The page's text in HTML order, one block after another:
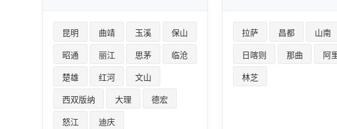
昆明 曲靖 玉溪
保山
昭通
丽江 思茅
临沧
楚雄
红河
文山
西双版纳
大理
德宏
怒江
迪庆
拉萨 昌都
山南
日喀则
那曲
阿
林芝